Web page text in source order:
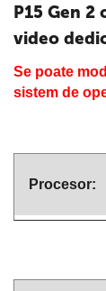
P15 Gen 2
video
Se poate
sistem de
Procesor: